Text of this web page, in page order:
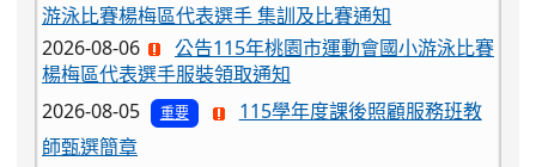
2026-08-06
公告115年桃園市運動會國小游泳比賽
楊梅區代表選手服裝領取通知
2026-08-05
重要
115學年度課後照顧服務班教
師甄選簡章
2026-08-03